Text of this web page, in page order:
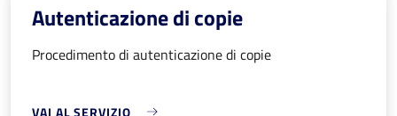
Autenticazione di copie
Procedimento di autenticazione di copie
VAI AL SERVIZIO